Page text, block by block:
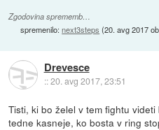
Zgodovina sprememb…
spremenilo:next3steps (20. avg 2017
Drevesce
::20. avg 2017, 23:51
Tisti, ki bo želel v tem fightu
tedne kasneje, ko bosta v ring